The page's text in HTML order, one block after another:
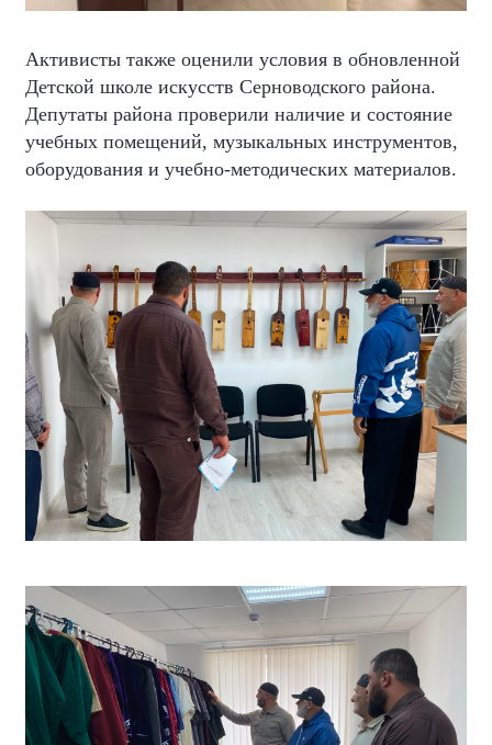
Активисты также оценили условия в обновленной
Детской школе искусств Серноводского района.
Депутаты района проверили наличие и состояние
учебных помещений, музыкальных инструментов,
оборудования и учебно-методических материалов.